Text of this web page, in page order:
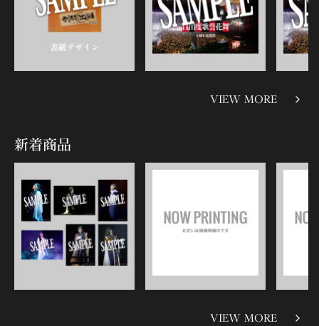
VIEW MORE
新着商品
VIEW MORE